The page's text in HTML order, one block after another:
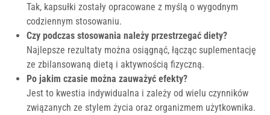
Tak, kapsułki zostały opracowane z myślą o wygodnym
codziennym stosowaniu.
Czy podczas stosowania należy przestrzegać diety?
Najlepsze rezultaty można osiągnąć, łącząc suplementację
ze zbilansowaną dietą i aktywnością fizyczną.
Po jakim czasie można zauważyć efekty?
Jest to kwestia indywidualna i zależy od wielu czynników
związanych ze stylem życia oraz organizmem użytkownika.